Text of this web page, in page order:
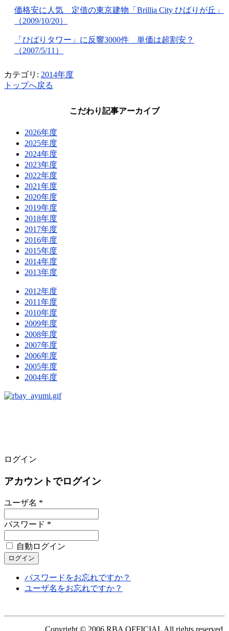
価格安に人気 定借の東京建物「Brillia City ひばりが丘」
（2009/10/20）
「ひばりタワー」に反響3000件 単価は超割安？
（2007/5/11）
カテゴリ: 2014年度
トップへ戻る
こだわり記事アーカイブ
2026年度
2025年度
2024年度
2023年度
2022年度
2021年度
2020年度
2019年度
2018年度
2017年度
2016年度
2015年度
2014年度
2013年度
2012年度
2011年度
2010年度
2009年度
2008年度
2007年度
2006年度
2005年度
2004年度
ログイン
アカウントでログイン
ユーザ名 *
パスワード *
自動ログイン
パスワードをお忘れですか？
ユーザ名をお忘れですか？
Copyright © 2006 RBA OFFICIAL All rights reserved.